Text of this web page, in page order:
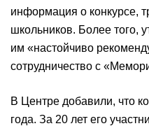
информация о конкурсе,
школьников. Более того,
им «настойчиво
сотрудничество с
В Центре добавили, что
года. За 20 лет его